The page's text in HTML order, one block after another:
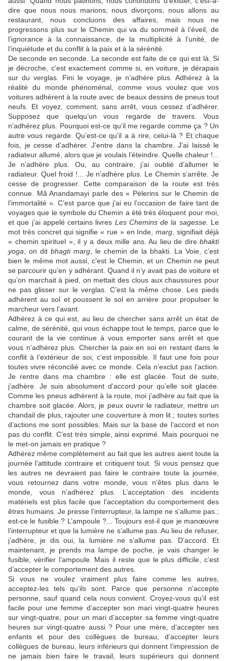
dire que nous nous marions, nous divorçons, nous allons au
restaurant, nous concluons des affaires, mais nous ne
progressons plus sur le Chemin qui va du sommeil à l’éveil, de
l’ignorance à la connaissance, de la multiplicité à l’unité, de
l’inquiétude et du conflit à la paix et à la sérénité.
De seconde en seconde. La seconde est faite de ce qui est là. Si
je décroche, c’est exactement comme si, en voiture, je dérapais
sur du verglas. Fini le voyage, je n’adhère plus. Adhérez à la
réalité du monde phénoménal, comme vous voulez que vos
voitures adhèrent à la route avec de beaux dessins de pneus tout
neufs. Et voyez, comment, sans arrêt, vous cessez d’adhérer.
Supposez que quelqu’un vous regarde de travers. Vous
n’adhérez plus. Pourquoi est-ce qu’il me regarde comme ça ? Un
autre vous regarde. Qu’est-ce qu’il a à rire, celui-là ? Et chaque
fois, je cesse d’adhérer. J’entre dans la chambre. J’ai laissé le
radiateur allumé, alors que je voulais l’éteindre. Quelle chaleur !...
Je n’adhère plus. Ou, au contraire, j’ai oublié d’allumer le
radiateur. Quel froid !... Je n’adhère plus. Le Chemin s’arrête. Je
cesse de progresser. Cette comparaison de la route est très
connue. Mâ Anandamayi parle des « Pèlerins sur le Chemin de
l’immortalité ». C’est parce que j’ai eu l’occasion de faire tant de
voyages que le symbole du Chemin a été très éloquent pour moi,
et que j’ai appelé certains livres Les Chemins de la sagesse. Le
mot très concret qui signifie « rue » en Inde,marg , signifiait déjà
« chemin spirituel », il y a deux mille ans. Au lieu de dire bhakti
yoga , on dit bhagti marg , le chemin de la bhakti. La Voie, c’est
bien le même mot aussi, c’est le Chemin, et un Chemin ne peut
se parcourir qu’en y adhérant. Quand il n’y avait pas de voiture et
qu’on marchait à pied, on mettait des clous aux chaussures pour
ne pas glisser sur le verglas. C’est la même chose. Les pieds
adhèrent au sol et poussent le sol en arrière pour propulser le
marcheur vers l’avant.
Adhérez à ce qui est, au lieu de chercher sans arrêt un état de
calme, de sérénité, qui vous échappe tout le temps, parce que le
courant de la vie continue à vous emporter sans arrêt et que
vous n’adhérez plus. Chercher la paix en soi en restant dans le
conflit à l’extérieur de soi, c’est impossible. Il faut une fois pour
toutes vivre réconcilié avec ce monde. Cela n’exclut pas l’action.
Je rentre dans ma chambre : elle est glacée. Tout de suite,
j’adhère. Je suis absolument d’accord pour qu’elle soit glacée.
Comme les pneus adhèrent à la route, moi j’adhère au fait que la
chambre soit glacée. Alors, je peux ouvrir le radiateur, mettre un
chandail de plus, rajouter une couverture à mon lit ; toutes sortes
d’actions me sont possibles. Mais sur la base de l’accord et non
pas du conflit. C’est très simple, ainsi exprimé. Mais pourquoi ne
le met-on jamais en pratique ?
Adhérez même complètement au fait que les autres aient toute la
journée l’attitude contraire et critiquent tout. Si vous pensez que
les autres ne devraient pas faire le contraire toute la journée,
vous retournez dans votre monde, vous n’êtes plus dans le
monde, vous n’adhérez plus. L’acceptation des incidents
matériels est plus facile que l’acceptation du comportement des
êtres humains. Je presse l’interrupteur, la lampe ne s’allume pas ;
est-ce le fusible ? L’ampoule ?... Toujours est-il que je manœuvre
l’interrupteur et que la lumière ne s’allume pas. Au lieu de refuser,
j’adhère, je dis oui, la lumière ne s’allume pas. D’accord. Et
maintenant, je prends ma lampe de poche, je vais changer le
fusible, vérifier l’ampoule. Mais il reste que le plus difficile, c’est
d’accepter le comportement des autres.
Si vous ne voulez vraiment plus faire comme les autres,
acceptez-les tels qu’ils sont. Parce que personne n’accepte
personne, sauf quand cela nous convient. Croyez-vous qu’il est
facile pour une femme d’accepter son mari vingt-quatre heures
sur vingt-quatre, pour un mari d’accepter sa femme vingt-quatre
heures sur vingt-quatre aussi ? Pour une mère, d’accepter ses
enfants et pour des collègues de bureau, d’accepter leurs
collègues de bureau, leurs inférieurs qui donnent l’impression de
ne jamais bien faire le travail, leurs supérieurs qui donnent